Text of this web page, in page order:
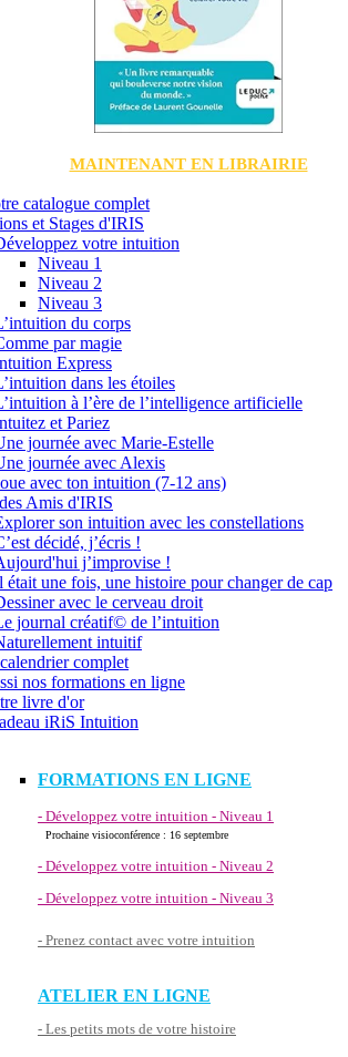
MAINTENANT EN LIBRAIRIE
catalogue complet
et Stages d'IRIS
votre intuition
Niveau 1
Niveau 2
Niveau 3
du corps
par magie
Express
dans les étoiles
à l’ère de l’intelligence artificielle
et Pariez
journée avec Marie-Estelle
journée avec Alexis
avec ton intuition (7-12 ans)
Amis d'IRIS
son intuition avec les constellations
décidé, j’écris !
j’improvise !
était une fois, une histoire pour changer de cap
avec le cerveau droit
journal créatif© de l’intuition
intuitif
complet
nos formations en ligne
livre d'or
iRiS Intuition
FORMATIONS EN LIGNE
- Développez votre intuition - Niveau 1
Prochaine visioconférence : 16 septembre
- Développez votre intuition - Niveau 2
- Développez votre intuition - Niveau 3
- Prenez contact avec votre intuition
ATELIER EN LIGNE
- Les petits mots de votre histoire